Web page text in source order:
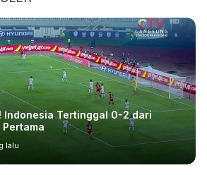
Indonesia Tertinggal 0-2 dari
lalu